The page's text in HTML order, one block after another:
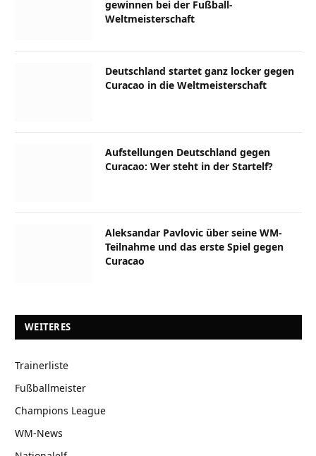
gewinnen bei der Fußball-
Weltmeisterschaft
Deutschland startet ganz locker gegen
Curacao in die Weltmeisterschaft
Aufstellungen Deutschland gegen
Curacao: Wer steht in der Startelf?
Aleksandar Pavlovic über seine WM-
Teilnahme und das erste Spiel gegen
Curacao
WEITERES
Trainerliste
Fußballmeister
Champions League
WM-News